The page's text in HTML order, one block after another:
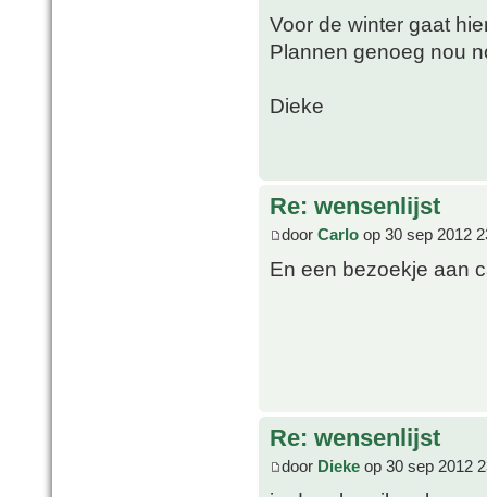
Voor de winter gaat
Plannen genoeg nou
Dieke
Re: wensenlijst
door Carlo op 30 sep 2012
En een bezoekje aan
Re: wensenlijst
door Dieke op 30 sep 2012